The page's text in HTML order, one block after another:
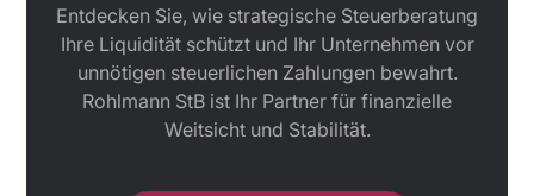
Entdecken Sie, wie strategische Steuerberatung
Ihre Liquidität schützt und Ihr Unternehmen vor
unnötigen steuerlichen Zahlungen bewahrt.
Rohlmann StB ist Ihr Partner für finanzielle
Weitsicht und Stabilität.